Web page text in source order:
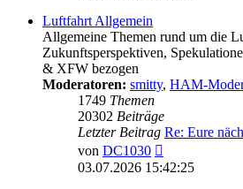
Luftfahrt Allgemein
Allgemeine Themen rund um die
Zukunftsperspektiven,
& XFW bezogen
Moderatoren: smitty, HAM-
1749 Themen
20302 Beiträge
Letzter Beitrag Re: Eure
von DC1030
Beitrag
03.07.2026 15:42:25